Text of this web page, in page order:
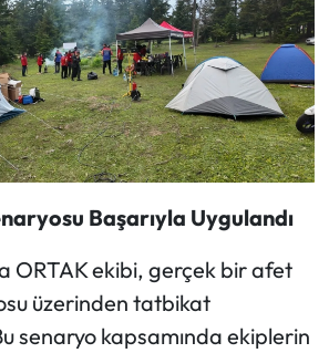
Başarıyla Uygulandı
ORTAK ekibi, gerçek bir afet
üzerinden tatbikat
senaryo kapsamında ekiplerin